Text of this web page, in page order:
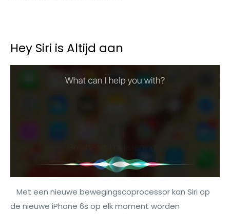
Hey Siri is Altijd aan
Met een nieuwe bewegingscoprocessor kan Siri op
de nieuwe iPhone 6s op elk moment worden